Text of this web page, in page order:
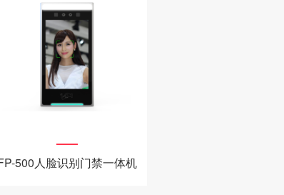
500人脸识别门禁一体机